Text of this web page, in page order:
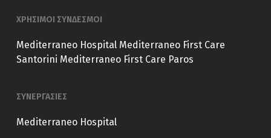
ΧΡΗΣΙΜΟΙ ΣΥΝΔΕΣΜΟΙ
Mediterraneo Hospital Mediterraneo First Care
Santorini Mediterraneo First Care Paros
ΣΥΝΕΡΓΑΣΙΕΣ
Mediterraneo Hospital